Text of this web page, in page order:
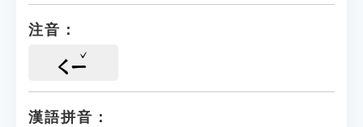
注音：
ㄑㄧ
漢語拼音：